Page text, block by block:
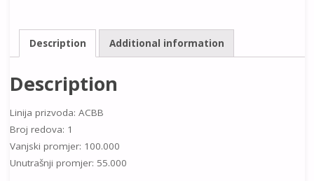
Description Additional information
Description
Linija prizvoda: ACBB
Broj redova: 1
Vanjski promjer: 100.000
Unutrašnji promjer: 55.000